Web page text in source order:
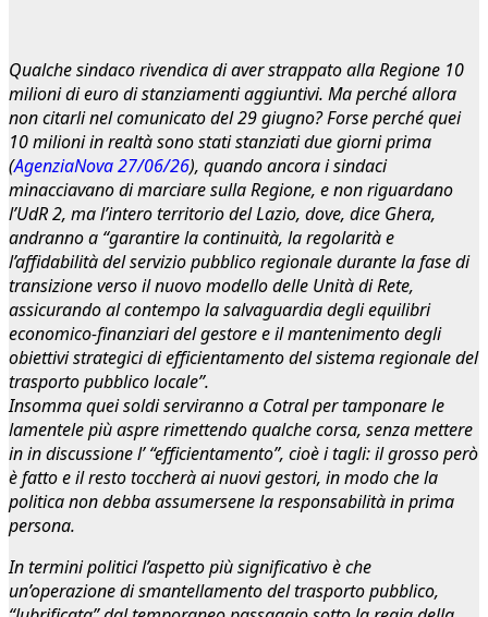
Qualche sindaco rivendica di aver strappato alla Regione 10
milioni di euro di stanziamenti aggiuntivi. Ma perché allora
non citarli nel comunicato del 29 giugno? Forse perché quei
10 milioni in realtà sono stati stanziati due giorni prima
(AgenziaNova 27/06/26), quando ancora i sindaci
minacciavano di marciare sulla Regione, e non riguardano
l’UdR 2, ma l’intero territorio del Lazio, dove, dice Ghera,
andranno a “garantire la continuità, la regolarità e
l’affidabilità del servizio pubblico regionale durante la fase di
transizione verso il nuovo modello delle Unità di Rete,
assicurando al contempo la salvaguardia degli equilibri
economico-finanziari del gestore e il mantenimento degli
obiettivi strategici di efficientamento del sistema regionale del
trasporto pubblico locale”.
Insomma quei soldi serviranno a Cotral per tamponare le
lamentele più aspre rimettendo qualche corsa, senza mettere
in in discussione l’ “efficientamento”, cioè i tagli: il grosso però
è fatto e il resto toccherà ai nuovi gestori, in modo che la
politica non debba assumersene la responsabilità in prima
persona.
In termini politici l’aspetto più significativo è che
un’operazione di smantellamento del trasporto pubblico,